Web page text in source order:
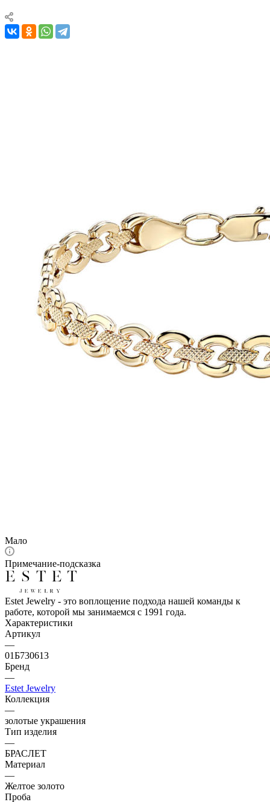
Мало
Примечание-подсказка
Estet Jewelry - это воплощение подхода нашей команды к
работе, которой мы занимаемся с 1991 года.
Характеристики
Артикул
—
01Б730613
Бренд
—
Estet Jewelry
Коллекция
—
золотые украшения
Тип изделия
—
БРАСЛЕТ
Материал
—
Желтое золото
Проба